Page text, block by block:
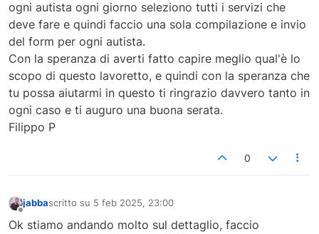
ogni autista ogni giorno seleziono tutti i servizi che
deve fare e quindi faccio una sola compilazione e invio
del form per ogni autista.
Con la speranza di averti fatto capire meglio qual'è lo
scopo di questo lavoretto, e quindi con la speranza che
tu possa aiutarmi in questo ti ringrazio davvero tanto in
ogni caso e ti auguro una buona serata.
Filippo P
0
Non in linea
jabbascritto su 5 feb 2025, 23:00
ultima modifica di
Ok stiamo andando molto sul dettaglio, faccio